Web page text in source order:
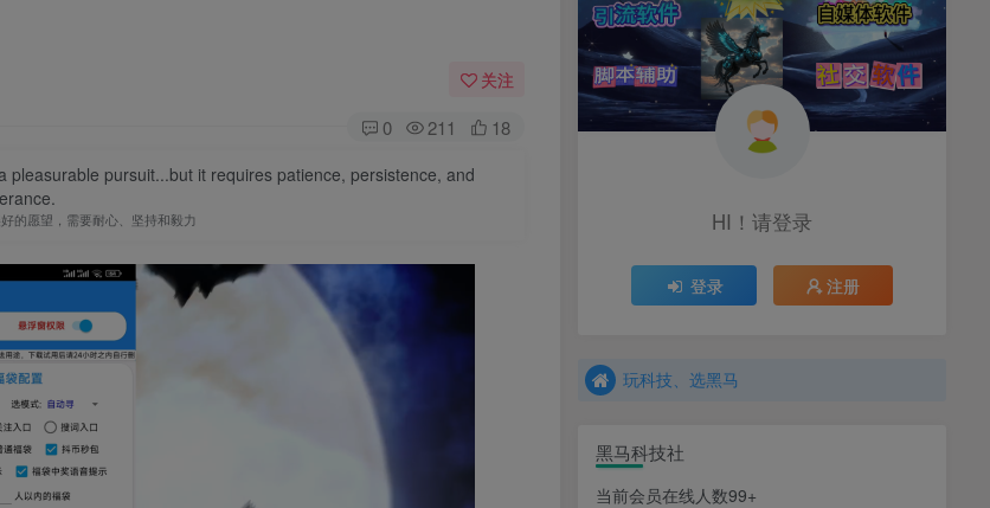
关注
0 211 18
pursuit...but it requires patience, persistence, and
的愿望，需要耐心、坚持和毅力 HI！请登录
登录 注册
玩科技、选黑马
玩科技、选黑马
黑马科技社
当前会员在线人数99+